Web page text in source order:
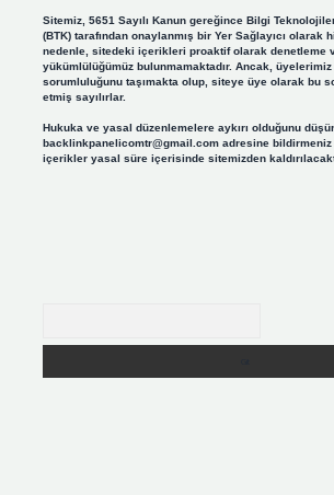
Sitemiz, 5651 Sayılı Kanun gereğince Bilgi
(BTK) tarafından onaylanmış bir Yer Sağlayıcı olarak
nedenle, sitedeki içerikleri proaktif olarak denetleme
yükümlülüğümüz bulunmamaktadır. Ancak,
sorumluluğunu taşımakta olup, siteye üye olarak bu
etmiş sayılırlar.
Hukuka ve yasal düzenlemelere aykırı olduğunu
backlinkpanelicomtr@gmail.comadresine bildirmeniz
içerikler yasal süre içerisinde sitemizden